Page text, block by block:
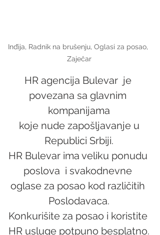
Inđija, Radnik na brušenju, Oglasi za posao,
Zaječar
HR agencija Bulevar  je
povezana sa glavnim
kompanijama
Republici Srbiji.
HR Bulevar ima veliku ponudu
poslova  i svakodnevne
oglase za posao kod različitih
Poslodavaca.
Konkurišite za posao i koristite
HR usluge potpuno besplatno.